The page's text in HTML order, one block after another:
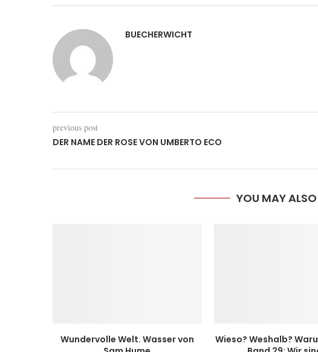
BUECHERWICHT
previous post
DER NAME DER ROSE VON UMBERTO ECO
YOU MAY ALSO
Wundervolle Welt. Wasser von
Wieso? Weshalb?